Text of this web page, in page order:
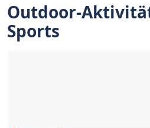
Outdoor-
Sports